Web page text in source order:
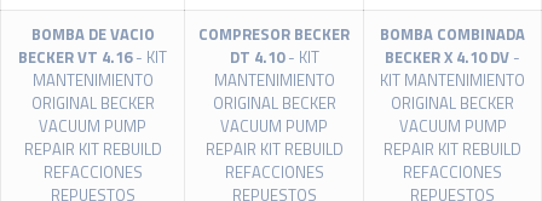
BOMBA DE VACIO
BECKER VT 4.16- KIT
MANTENIMIENTO
ORIGINAL BECKER
VACUUM PUMP
REPAIR KIT REBUILD
REFACCIONES
REPUESTOS
COMPRESOR BECKER
DT 4.10- KIT
MANTENIMIENTO
ORIGINAL BECKER
VACUUM PUMP
REPAIR KIT REBUILD
REFACCIONES
REPUESTOS
BOMBA COMBINADA
BECKER X 4.10 DV -
KIT MANTENIMIENTO
ORIGINAL BECKER
VACUUM PUMP
REPAIR KIT REBUILD
REFACCIONES
REPUESTOS